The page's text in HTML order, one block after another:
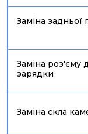
Заміна задньої
Заміна роз'єму
зарядки
Заміна скла